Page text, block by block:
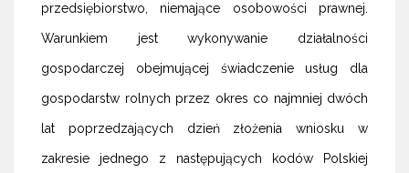
przedsiębiorstwo, niemające osobowości prawnej.
Warunkiem jest wykonywanie działalności
gospodarczej obejmującej świadczenie usług dla
gospodarstw rolnych przez okres co najmniej dwóch
lat poprzedzających dzień złożenia wniosku w
zakresie jednego z następujących kodów Polskiej